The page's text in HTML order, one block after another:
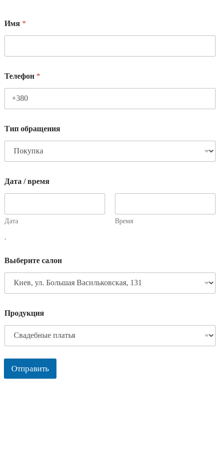
Имя *
Телефон *
Тип обращения
Дата / время
Дата Время
Выберите салон
Продукция
Отправить